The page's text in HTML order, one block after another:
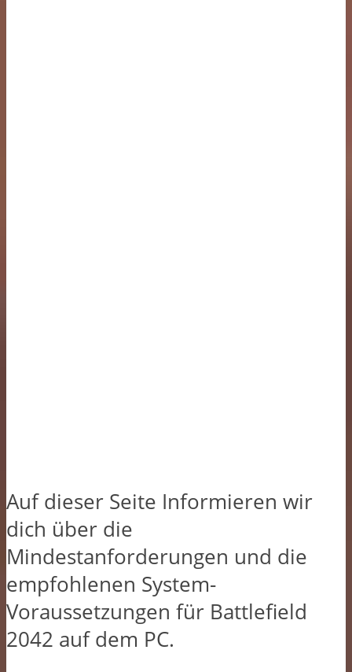
Auf dieser Seite Informieren wir
dich über die
Mindestanforderungen und die
empfohlenen System-
Voraussetzungen für Battlefield
2042 auf dem PC.